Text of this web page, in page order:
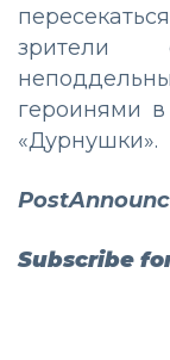
зрители
героинями в
«Дурнушки».
Subscribe